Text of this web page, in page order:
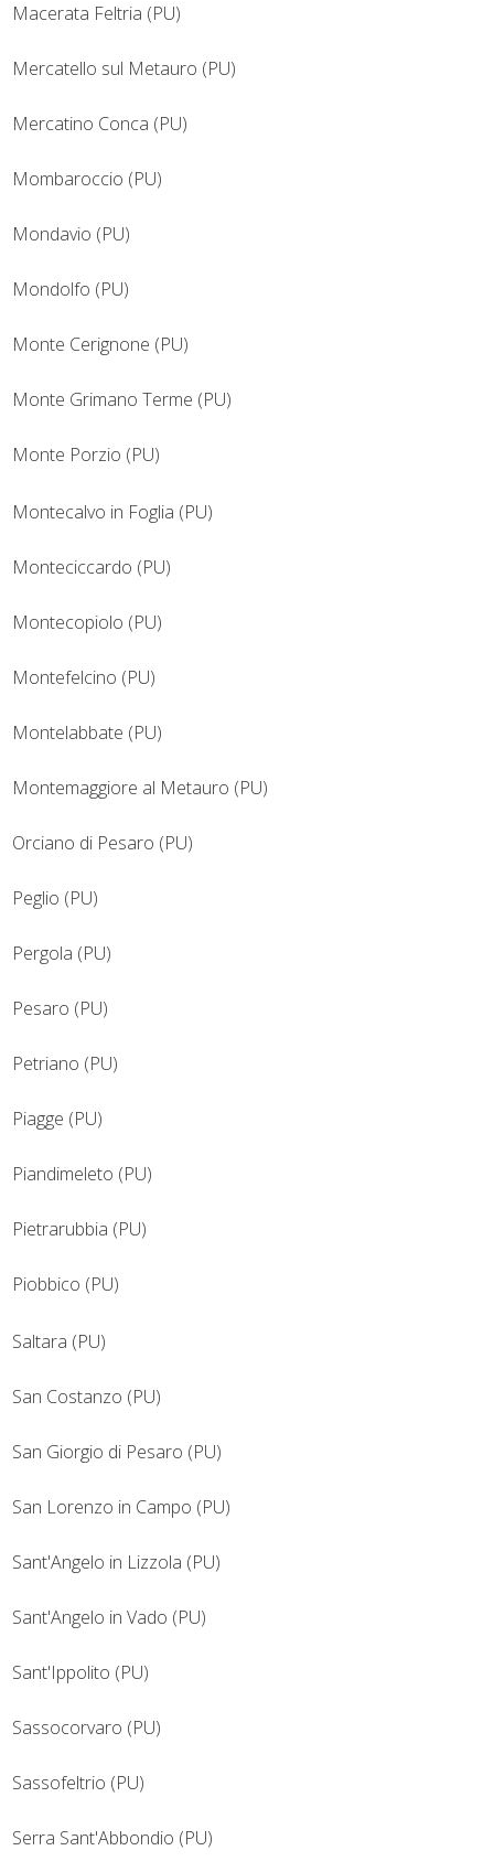
Macerata Feltria (PU)
Mercatello sul Metauro (PU)
Mercatino Conca (PU)
Mombaroccio (PU)
Mondavio (PU)
Mondolfo (PU)
Monte Cerignone (PU)
Monte Grimano Terme (PU)
Monte Porzio (PU)
Montecalvo in Foglia (PU)
Monteciccardo (PU)
Montecopiolo (PU)
Montefelcino (PU)
Montelabbate (PU)
Montemaggiore al Metauro (PU)
Orciano di Pesaro (PU)
Peglio (PU)
Pergola (PU)
Pesaro (PU)
Petriano (PU)
Piagge (PU)
Piandimeleto (PU)
Pietrarubbia (PU)
Piobbico (PU)
Saltara (PU)
San Costanzo (PU)
San Giorgio di Pesaro (PU)
San Lorenzo in Campo (PU)
Sant'Angelo in Lizzola (PU)
Sant'Angelo in Vado (PU)
Sant'Ippolito (PU)
Sassocorvaro (PU)
Sassofeltrio (PU)
Serra Sant'Abbondio (PU)